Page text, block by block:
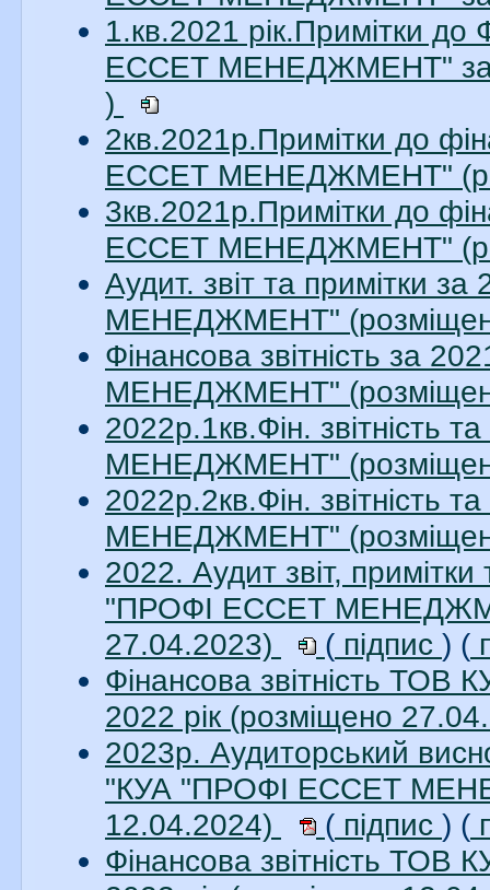
1.кв.2021 рік.Примітки до
ЕССЕТ МЕНЕДЖМЕНТ" за
)
2кв.2021р.Примітки до
ЕССЕТ МЕНЕДЖМЕНТ"
3кв.2021р.Примітки до
ЕССЕТ МЕНЕДЖМЕНТ"
Аудит. звіт та примітки
МЕНЕДЖМЕНТ"
Фінансова звітність за
МЕНЕДЖМЕНТ"
2022р.1кв.Фін.
МЕНЕДЖМЕНТ"
2022р.2кв.Фін.
МЕНЕДЖМЕНТ"
2022. Аудит звіт,
"ПРОФІ ЕССЕТ
27.04.2023)
( підпис ) (
Фінансова звітність
2022 рік (розміщено
2023р. Аудиторський
"КУА "ПРОФІ ЕССЕТ
12.04.2024)
( підпис ) (
Фінансова звітність